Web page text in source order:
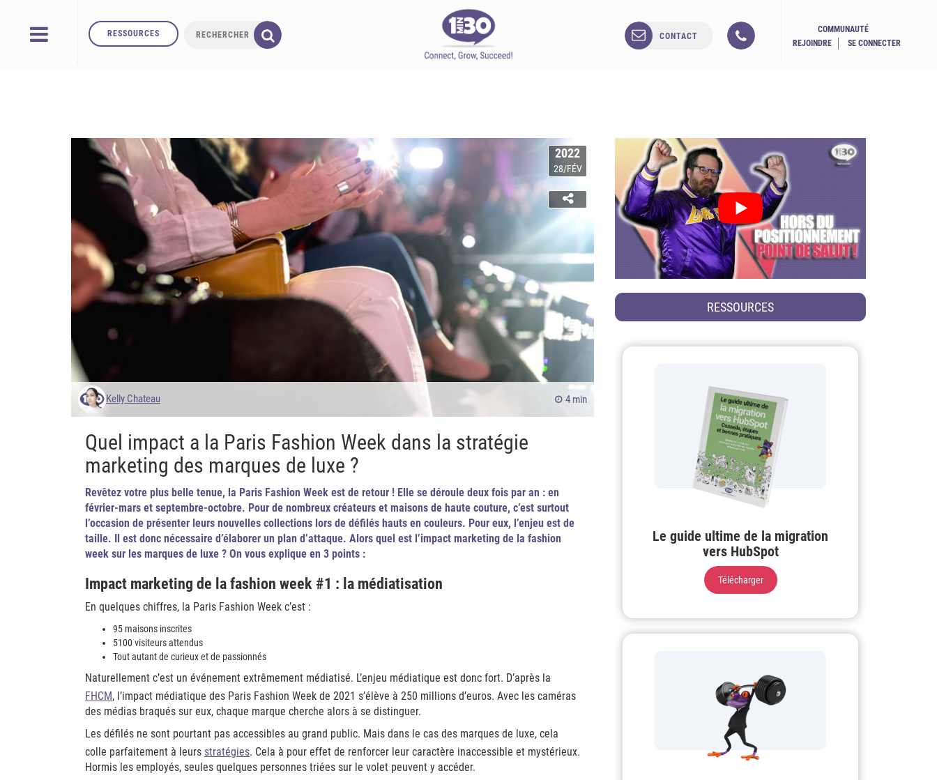
RESSOURCES CONTACT
COMMUNAUTÉ
REJOINDRE
SE CONNECTER
2022
28/FÉV
Kelly Chateau 4 min
Quel impact a la Paris Fashion Week dans la stratégie
marketing des marques de luxe ?
Revêtez votre plus belle tenue, la Paris Fashion Week est de retour ! Elle se déroule deux fois par an : en
février-mars et septembre-octobre. Pour de nombreux créateurs et maisons de haute couture, c’est surtout
l’occasion de présenter leurs nouvelles collections lors de défilés hauts en couleurs. Pour eux, l’enjeu est de
taille. Il est donc nécessaire d’élaborer un plan d’attaque. Alors quel est l’impact marketing de la fashion
week sur les marques de luxe ? On vous explique en 3 points :
Impact marketing de la fashion week #1 : la médiatisation
En quelques chiffres, la Paris Fashion Week c’est :
95 maisons inscrites
5100 visiteurs attendus
Tout autant de curieux et de passionnés
Naturellement c’est un événement extrêmement médiatisé. L’enjeu médiatique est donc fort. D’après la
FHCM, l’impact médiatique des Paris Fashion Week de 2021 s’élève à 250 millions d’euros. Avec les caméras
des médias braqués sur eux, chaque marque cherche alors à se distinguer.
Les défilés ne sont pourtant pas accessibles au grand public. Mais dans le cas des marques de luxe, cela
colle parfaitement à leurs stratégies. Cela à pour effet de renforcer leur caractère inaccessible et mystérieux.
Hormis les employés, seules quelques personnes triées sur le volet peuvent y accéder.
RESSOURCES
Le guide ultime de la migration
vers HubSpot
Télécharger